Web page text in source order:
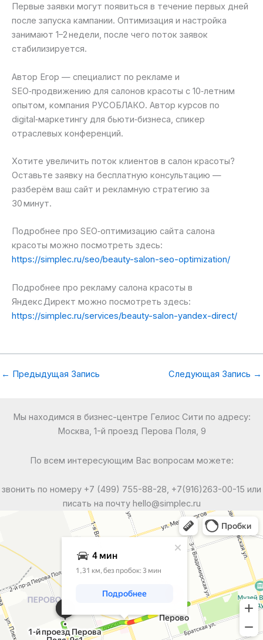
Первые заявки могут появиться в течение первых дней
после запуска кампании. Оптимизация и настройка
занимают 1–2 недели, после чего поток заявок
стабилизируется.
Автор Егор — специалист по рекламе и
SEO‑продвижению для салонов красоты с 10‑летним
опытом, компания РУСОБЛАКО. Автор курсов по
digital‑маркетингу для бьюти‑бизнеса, спикер
отраслевых конференций.
Хотите увеличить поток клиентов в салон красоты?
Оставьте заявку на бесплатную консультацию —
разберём ваш сайт и рекламную стратегию за
30 минут.
Подробнее про SEO‑оптимизацию сайта салона
красоты можно посмотреть здесь:
https://simplec.ru/seo/beauty-salon-seo-optimization/
Подробнее про рекламу салона красоты в
Яндекс Директ можно посмотреть здесь:
https://simplec.ru/services/beauty-salon-yandex-direct/
← Предыдущая Запись Следующая Запись →
Мы находимся в бизнес-центре Гелиос Сити по адресу:
Москва, 1-й проезд Перова Поля, 9
По всем интересующим Вас вопросам можете:
звонить по номеру +7 (499) 755-88-28, +7(916)263-00-15 или
писать на почту hello@simplec.ru